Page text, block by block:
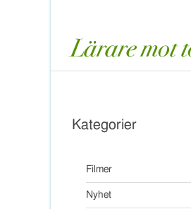
Kategorier
Filmer
Nyhet